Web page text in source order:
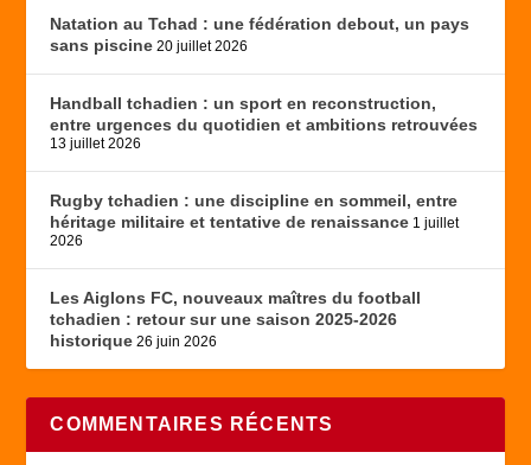
Natation au Tchad : une fédération debout, un pays
sans piscine 20 juillet 2026
Handball tchadien : un sport en reconstruction,
entre urgences du quotidien et ambitions retrouvées
13 juillet 2026
Rugby tchadien : une discipline en sommeil, entre
héritage militaire et tentative de renaissance 1 juillet
2026
Les Aiglons FC, nouveaux maîtres du football
tchadien : retour sur une saison 2025-2026
historique 26 juin 2026
COMMENTAIRES RÉCENTS